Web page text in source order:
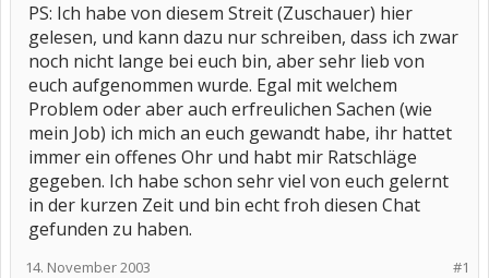
PS: Ich habe von diesem Streit (Zuschauer) hier
gelesen, und kann dazu nur schreiben, dass ich zwar
noch nicht lange bei euch bin, aber sehr lieb von
euch aufgenommen wurde. Egal mit welchem
Problem oder aber auch erfreulichen Sachen (wie
mein Job) ich mich an euch gewandt habe, ihr hattet
immer ein offenes Ohr und habt mir Ratschläge
gegeben. Ich habe schon sehr viel von euch gelernt
in der kurzen Zeit und bin echt froh diesen Chat
gefunden zu haben.
#1
14. November 2003